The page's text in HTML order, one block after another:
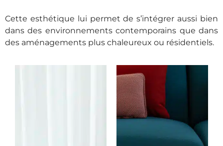
Cette esthétique lui permet de s’intégrer aussi bien
dans des environnements contemporains que dans
des aménagements plus chaleureux ou résidentiels.